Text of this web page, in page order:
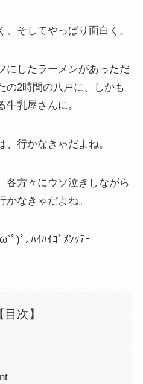
そしてやっぱり面白く。
にしたラーメンがあっただ
の2時間の八戸に、しかも
乳屋さんに。
行かなきゃだよね。
各方々にウソ泣きしながら
なきゃだよね。
ﾟ)ﾟ｡ﾊｲﾊｲｺﾞﾒﾝｯﾃｰ
【目次】